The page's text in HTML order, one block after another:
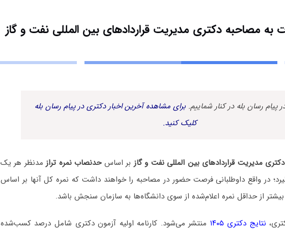
به مصاحبه دکتری مدیریت قراردادهای بین المللی نفت و گاز
پیام رسان بله در کنار شماییم. برای مشاهده آخرین اخبار دکتری در پیام رسان بله
کلیک کنید.
مدیریت قراردادهای بین المللی نفت و گازبر اساسحدنصاب نمره ترازمدنظر هر یک
در واقع داوطلبانی فرصت حضور در مصاحبه را خواهند داشت که نمره کل آنها بر اساس
بیشتر از حداقل نمره اعلام‌شده از سوی دانشگاه‌ها به سازمان سنجش باشد.
نتایج دکتری ۱۴۰۵
منتشر می‌شود. کارنامه اولیه آزمون دکتری شامل درصد کسب‌شده